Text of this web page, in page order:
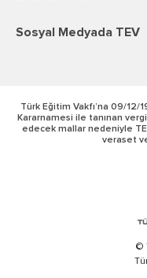
Sosyal Medyada TEV
Türk Eğitim Vakfı’na 09/12/
Kararnamesi ile tanınan vergi
edecek mallar nedeniyle
veraset
©